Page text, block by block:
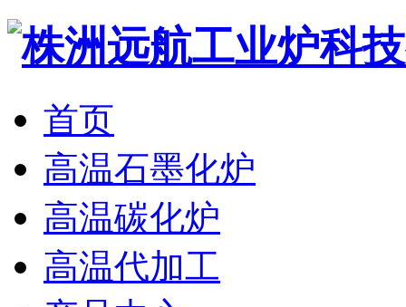
首页
高温石墨化炉
高温碳化炉
高温代加工